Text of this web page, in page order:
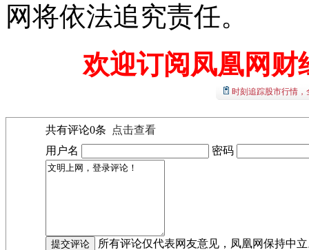
网将依法追究责任。
欢迎订阅凤凰网财
时刻追踪股市行情
共有评论0条
点击查看
用户名
密码
所有评论仅代表网友意见，凤凰网保持中